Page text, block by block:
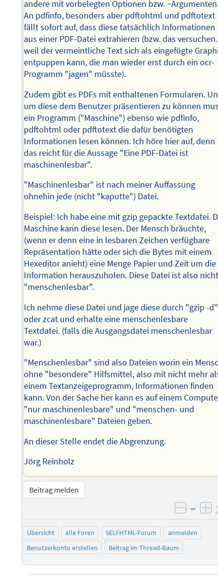
andere mit vorbelegten Optionen bzw.
An pdfinfo, besonders aber pdftohtml und pdftotext
fällt sofort auf, dass diese tatsächlich Informationen
aus einer PDF-Datei extrahieren (bzw. das versuchen.
weil der vermeintliche Text sich als eingefügte
entpuppen kann, die man wieder erst durch ein ocr-
Programm "jagen" müsste).
Zudem gibt es PDFs mit enthaltenen Formularen.
um diese dem Benutzer präsentieren zu können
ein Programm ("Maschine") ebenso wie pdfinfo,
pdftohtml oder pdftotext die dafür benötigten
Informationen lesen können. Ich höre hier auf, denn
das reicht für die Aussage "Eine PDF-Datei ist
maschinenlesbar".
"Maschinenlesbar" ist nach meiner Auffassung
ohnehin jede (nicht "kaputte") Datei.
Beispiel: Ich habe eine mit gzip gepackte Textdatei.
Maschine kann diese lesen. Der Mensch bräuchte,
(wenn er denn eine in lesbaren Zeichen verfügbare
Repräsentation hätte oder sich die Bytes mit einem
Hexeditor anieht) eine Menge Papier und Zeit um die
Information herauszuholen. Diese Datei ist also
"menschenlesbar".
Ich nehme diese Datei und jage diese durch "gzip -d"
oder zcat und erhalte eine menschenlesbare
Textdatei. (falls die Ausgangsdatei menschenlesbar
war.)
"Menschenlesbar" sind also Dateien worin ein
ohne "besondere" Hilfsmittel, also mit nicht mehr
einem Textanzeigeprogramm, Informationen finden
kann. Von der Sache her kann es auf einem
"nur maschinenlesbare" und "menschen- und
maschinenlesbare" Dateien geben.
An dieser Stelle endet die Abgrenzung.
Jörg Reinholz
Beitrag melden
–
Übersicht alle Foren SELFHTML-Forum
anmelden
Benutzerkonto erstellen
Beitrag im Thread-Baum